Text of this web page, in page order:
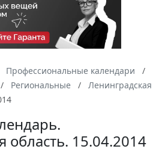
Профессиональные календари
Региональные
Ленинградская
область. 15.04.2014